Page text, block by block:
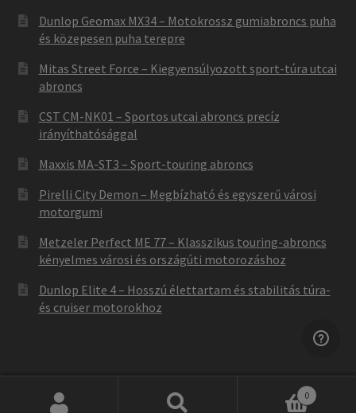
Dunlop Geomax MX34 – Motokrossz gumiabroncs puha
és közepesen puha terepre
Mitas Street Force – Kiegyensúlyozott sport-túra utcai
abroncs
CST CM-NK01 – Sportos utcai abroncs precíz
irányíthatósággal
Maxxis MA-ST3 – Sport-touring abroncs
Pirelli City Demon – Megbízható és egyszerű városi
motorgumi
Metzeler Perfect ME 77 – Klasszikus touring-abroncs
kényelmes városi és országúti motorozáshoz
Dunlop Elite 4 – Hosszú élettartam és stabilitás túra-
és cruiser motorokhoz
0